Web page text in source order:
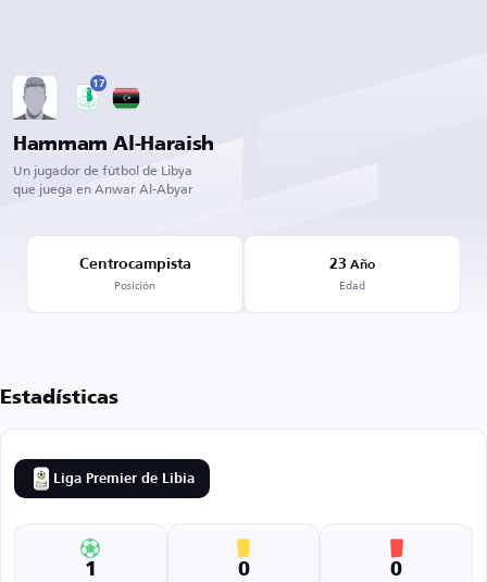
17
Hammam Al-Haraish
Un jugador de fútbol de Libya
que juega en Anwar Al-Abyar
Centrocampista
Posición
23 Año
Edad
Estadísticas
Liga Premier de Libia
1 0 0